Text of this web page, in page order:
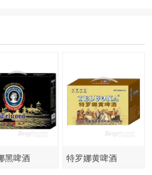
黑啤酒 特罗娜黄啤酒